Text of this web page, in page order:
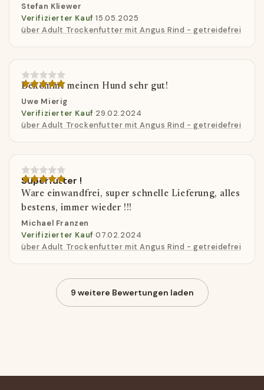
Stefan Kliewer
Verifizierter Kauf·15.05.2025
über Adult Trockenfutter mit Angus Rind - getreidefrei
Bekommt meinen Hund sehr gut!
Uwe Mierig
Verifizierter Kauf·29.02.2024
über Adult Trockenfutter mit Angus Rind - getreidefrei
Superfutter !
Ware einwandfrei, super schnelle Lieferung, alles
bestens, immer wieder !!!
Michael Franzen
Verifizierter Kauf·07.02.2024
über Adult Trockenfutter mit Angus Rind - getreidefrei
9 weitere Bewertungen laden